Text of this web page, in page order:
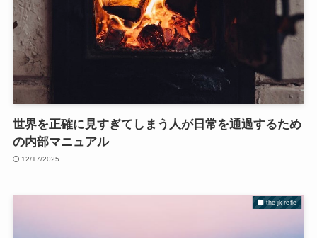
世界を正確に見すぎてしまう人が日常を通過するため
の内部マニュアル
12/17/2025
the jk refle